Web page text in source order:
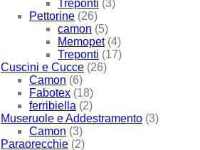
Treponti (3)
Pettorine (26)
camon (5)
Memopet (4)
Treponti (17)
Cuscini e Cucce (26)
Camon (6)
Fabotex (18)
ferribiella (2)
Museruole e Addestramento (3)
Camon (3)
Paraorecchie (2)